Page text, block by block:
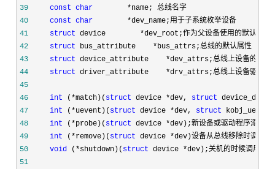
39
const char
        *
40
const char
        *
41
struct device        *
42
struct bus_attribute    *
43
struct device_attribute    *
44
struct driver_attribute    *
45
46
int (*match)( struct device *dev, struct
47
int (*uevent)( struct device *dev, struct
48
int (*probe)( struct device *
49
int (*remove)( struct device *dev)设备从总线移除时调用。
50
void (*shutdown)( struct device *
51